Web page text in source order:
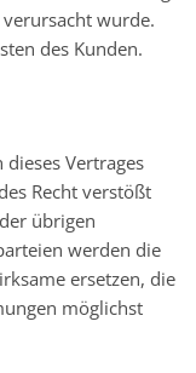
verursacht wurde.
des Kunden.
Vertrages
Recht verstößt
übrigen
werden die
ersetzen, die
möglichst